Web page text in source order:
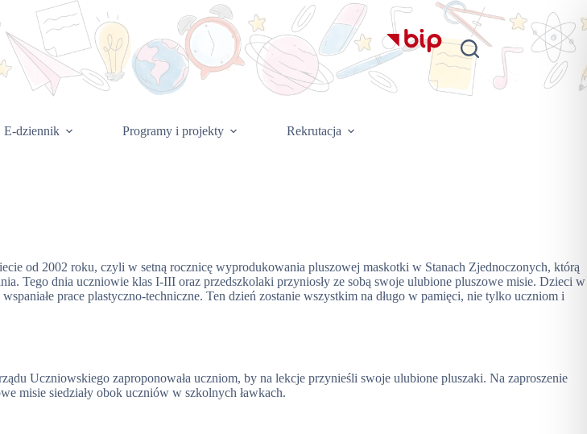
E-dziennik Programy i projekty Rekrutacja
od 2002 roku, czyli w setną rocznicę wyprodukowania pluszowej maskotki w Stanach Zjednoczonych, którą
Tego dnia uczniowie klas I-III oraz przedszkolaki przyniosły ze sobą swoje ulubione pluszowe misie. Dzieci w
prace plastyczno-techniczne. Ten dzień zostanie wszystkim na długo w pamięci, nie tylko uczniom i
Uczniowskiego zaproponowała uczniom, by na lekcje przynieśli swoje ulubione pluszaki. Na zaproszenie
misie siedziały obok uczniów w szkolnych ławkach.